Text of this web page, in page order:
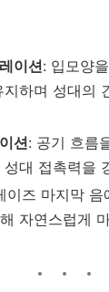
이션: 입모양
하며 성대의
션: 공기 흐름
대 접촉력을
이즈 마지막
자연스럽게